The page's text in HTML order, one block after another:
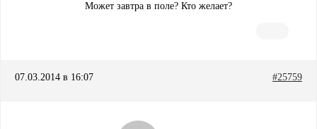
Может завтра в поле? Кто желает?
07.03.2014 в 16:07 #25759